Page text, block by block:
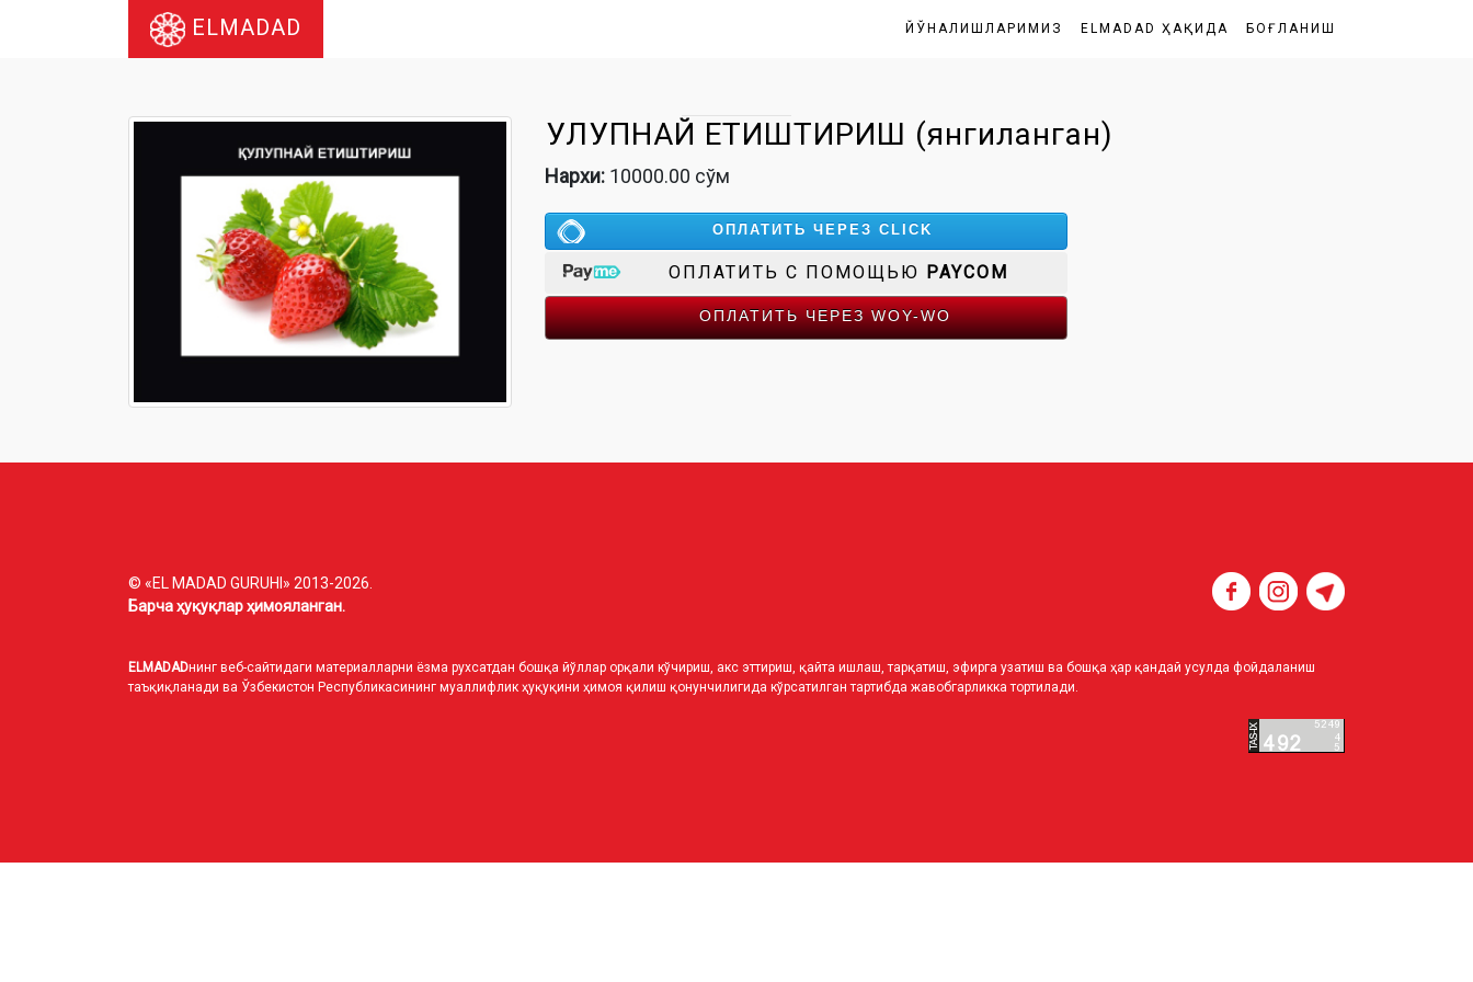
ELMADAD ЙЎНАЛИШЛАРИМИЗ ELMADAD ҲАҚИДА БОҒЛАНИШ
ҚУЛУПНАЙ ЕТИШТИРИШ (янгиланган)
Нархи: 10000.00 сўм
ОПЛАТИТЬ ЧЕРЕЗ CLICK
ОПЛАТИТЬ С ПОМОЩЬЮ PAYCOM
ОПЛАТИТЬ ЧЕРЕЗ WOY-WO
© «EL MADAD GURUHI» 2013-2026.
Барча ҳуқуқлар ҳимояланган.
ELMADADнинг веб-сайтидаги материалларни ёзма рухсатдан бошқа йўллар орқали кўчириш, акс эттириш, қайта ишлаш, тарқатиш, эфирга узатиш ва бошқа ҳар қандай усулда фойдаланиш
таъқиқланади ва Ўзбекистон Республикасининг муаллифлик ҳуқуқини ҳимоя қилиш қонунчилигида кўрсатилган тартибда жавобгарликка тортилади.